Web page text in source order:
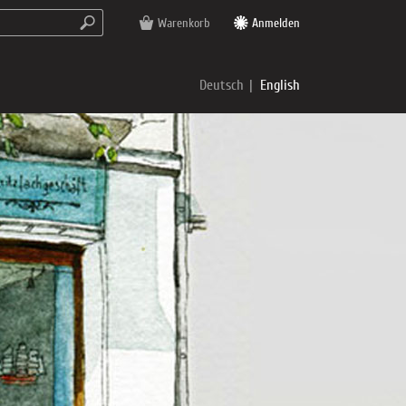
Warenkorb Anmelden
Deutsch English